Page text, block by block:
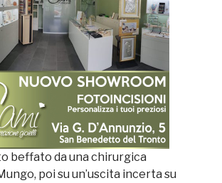
beffato da una chirurgica
poi su un’uscita incerta su